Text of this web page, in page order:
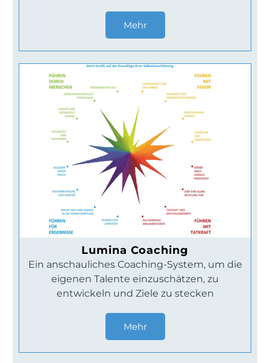
Mehr
Lumina Coaching
Ein anschauliches Coaching-System, um die
eigenen Talente einzuschätzen, zu
entwickeln und Ziele zu stecken
Mehr